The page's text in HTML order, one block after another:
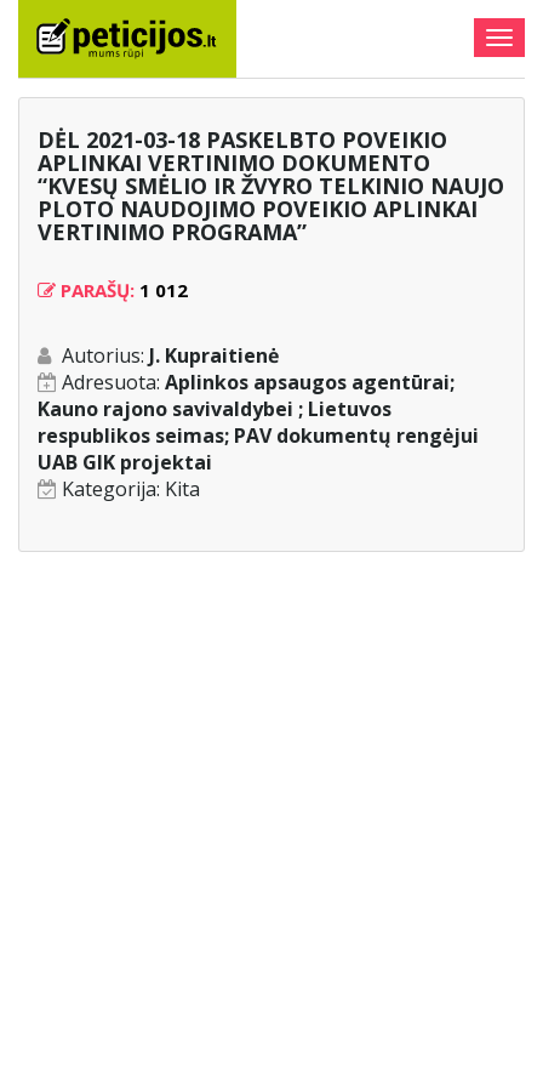
DĖL 2021-03-18 PASKELBTO POVEIKIO
APLINKAI VERTINIMO DOKUMENTO
“KVESŲ SMĖLIO IR ŽVYRO TELKINIO NAUJO
PLOTO NAUDOJIMO POVEIKIO APLINKAI
VERTINIMO PROGRAMA”
PARAŠŲ: 1 012
Autorius: J. Kupraitienė
Adresuota: Aplinkos apsaugos agentūrai;
Kauno rajono savivaldybei ; Lietuvos
respublikos seimas; PAV dokumentų rengėjui
UAB GIK projektai
Kategorija: Kita